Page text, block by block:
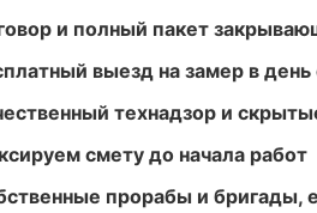
и полный пакет
выезд на замер в
технадзор и
смету до начала работ
прорабы и бригады,